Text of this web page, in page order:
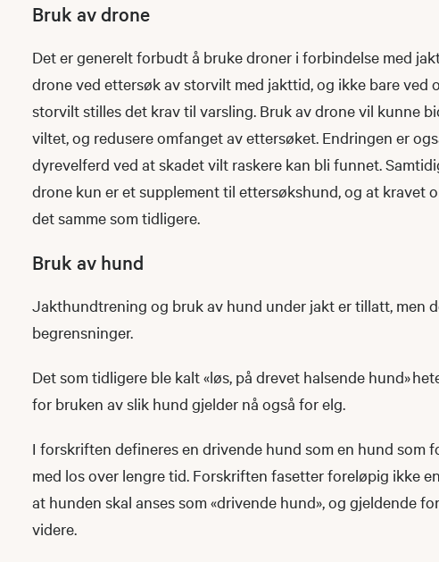
Bruk av drone
Det er generelt forbudt å bruke droner i forbindelse med
drone ved ettersøk av storvilt med jakttid, og ikke bare ved
storvilt stilles det krav til varsling. Bruk av drone vil kunne
viltet, og redusere omfanget av ettersøket. Endringen er
dyrevelferd ved at skadet vilt raskere kan bli funnet.
drone kun er et supplement til ettersøkshund, og at kravet
det samme som tidligere.
Bruk av hund
Jakthundtrening og bruk av hund under jakt er tillatt, men
begrensninger.
Det som tidligere ble kalt «løs, på drevet halsende hund»
for bruken av slik hund gjelder nå også for elg.
I forskriften defineres en drivende hund som en hund som
med los over lengre tid. Forskriften fasetter foreløpig ikke
at hunden skal anses som «drivende hund», og gjeldende
videre.